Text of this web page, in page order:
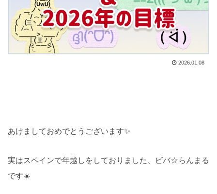
2026.01.08
あけましておめでとうございます✨
実はスペインで年越しをしておりました、ビバ☆らんまる
です☀️